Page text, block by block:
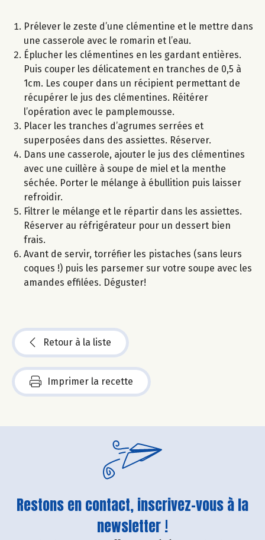
Prélever le zeste d’une clémentine et le mettre dans
une casserole avec le romarin et l’eau.
Éplucher les clémentines en les gardant entières.
Puis couper les délicatement en tranches de 0,5 à
1cm. Les couper dans un récipient permettant de
récupérer le jus des clémentines. Réitérer
l’opération avec le pamplemousse.
Placer les tranches d’agrumes serrées et
superposées dans des assiettes. Réserver.
Dans une casserole, ajouter le jus des clémentines
avec une cuillère à soupe de miel et la menthe
séchée. Porter le mélange à ébullition puis laisser
refroidir.
Filtrer le mélange et le répartir dans les assiettes.
Réserver au réfrigérateur pour un dessert bien
frais.
Avant de servir, torréfier les pistaches (sans leurs
coques !) puis les parsemer sur votre soupe avec les
amandes effilées. Déguster!
Retour à la liste
Imprimer la recette
Restons en contact, inscrivez-vous à la
newsletter !